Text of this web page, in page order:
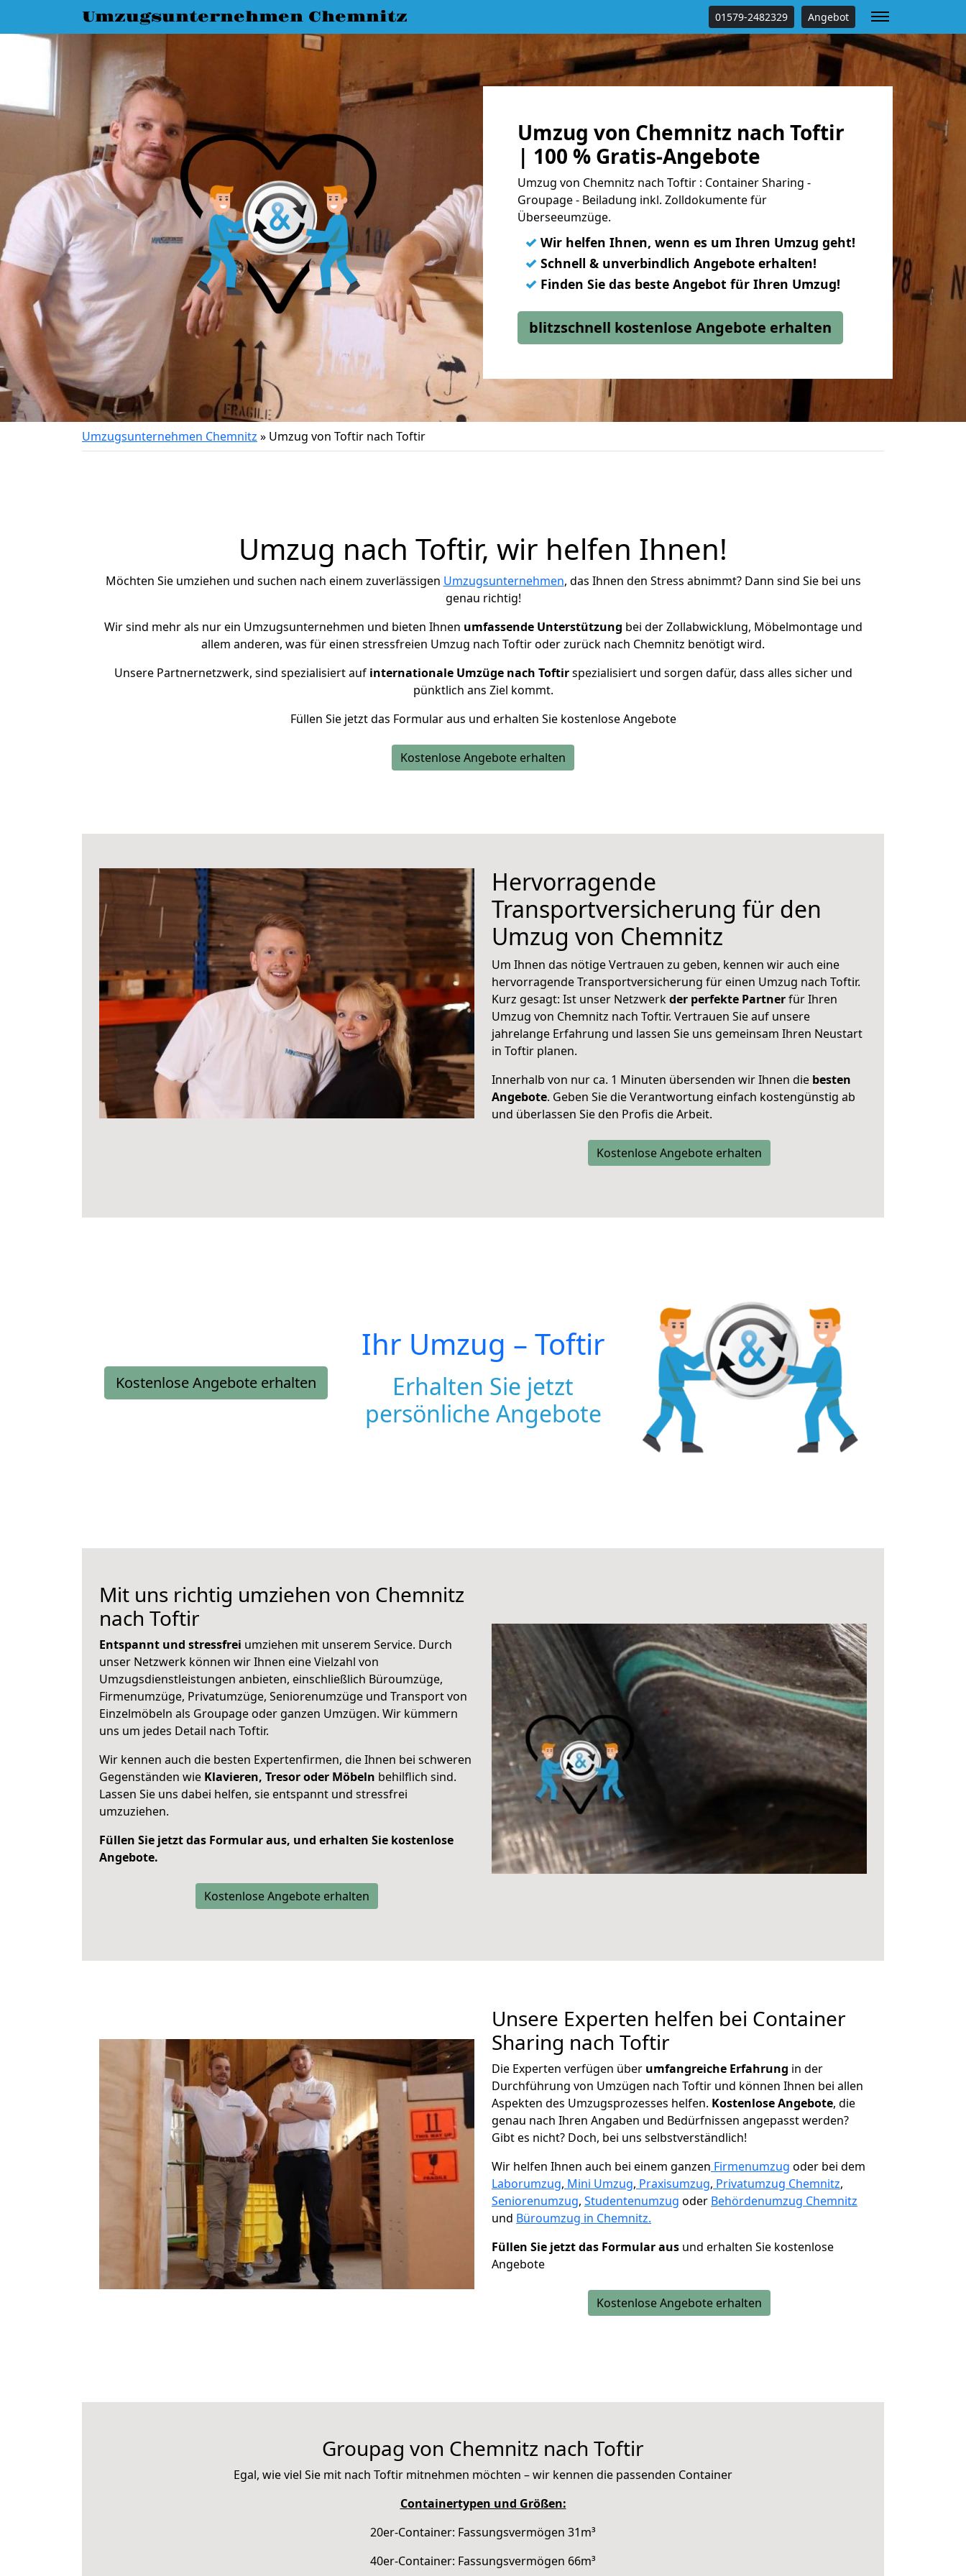
Umzugsunternehmen Chemnitz 01579-2482329 Angebot
Umzug von Chemnitz nach Toftir
| 100 % Gratis-Angebote
Umzug von Chemnitz nach Toftir : Container Sharing -
Groupage - Beiladung inkl. Zolldokumente für
Überseeumzüge.
✓ Wir helfen Ihnen, wenn es um Ihren Umzug geht!
✓ Schnell & unverbindlich Angebote erhalten!
✓ Finden Sie das beste Angebot für Ihren Umzug!
blitzschnell kostenlose Angebote erhalten
Umzugsunternehmen Chemnitz » Umzug von Toftir nach Toftir
Umzug nach Toftir, wir helfen Ihnen!
Möchten Sie umziehen und suchen nach einem zuverlässigen Umzugsunternehmen, das Ihnen den Stress abnimmt? Dann sind Sie bei uns
genau richtig!
Wir sind mehr als nur ein Umzugsunternehmen und bieten Ihnen umfassende Unterstützung bei der Zollabwicklung, Möbelmontage und
allem anderen, was für einen stressfreien Umzug nach Toftir oder zurück nach Chemnitz benötigt wird.
Unsere Partnernetzwerk, sind spezialisiert auf internationale Umzüge nach Toftirspezialisiert und sorgen dafür, dass alles sicher und
pünktlich ans Ziel kommt.
Füllen Sie jetzt das Formular aus und erhalten Sie kostenlose Angebote
Kostenlose Angebote erhalten
Hervorragende
Transportversicherung für den
Umzug von Chemnitz
Um Ihnen das nötige Vertrauen zu geben, kennen wir auch eine
hervorragende Transportversicherung für einen Umzug nach Toftir.
Kurz gesagt: Ist unser Netzwerkder perfekte Partnerfür Ihren
Umzug von Chemnitz nach Toftir. Vertrauen Sie auf unsere
jahrelange Erfahrung und lassen Sie uns gemeinsam Ihren Neustart
in Toftir planen.
Innerhalb von nur ca. 1 Minuten übersenden wir Ihnen die besten
Angebote. Geben Sie die Verantwortung einfach kostengünstig ab
und überlassen Sie den Profis die Arbeit.
Kostenlose Angebote erhalten
Kostenlose Angebote erhalten
Ihr Umzug – Toftir
Erhalten Sie jetzt
persönliche Angebote
Mit uns richtig umziehen von Chemnitz
nach Toftir
Entspannt und stressfrei umziehen mit unserem Service. Durch
unser Netzwerk können wir Ihnen eine Vielzahl von
Umzugsdienstleistungen anbieten, einschließlich Büroumzüge,
Firmenumzüge, Privatumzüge, Seniorenumzüge und Transport von
Einzelmöbeln als Groupage oder ganzen Umzügen. Wir kümmern
uns um jedes Detail nach Toftir.
Wir kennen auch die besten Expertenfirmen, die Ihnen bei schweren
Gegenständen wie Klavieren, Tresor oder Möbeln behilflich sind.
Lassen Sie uns dabei helfen, sie entspannt und stressfrei
umzuziehen.
Füllen Sie jetzt das Formular aus, und erhalten Sie kostenlose
Angebote.
Kostenlose Angebote erhalten
Unsere Experten helfen bei Container
Sharing nach Toftir
Die Experten verfügen über umfangreiche Erfahrung in der
Durchführung von Umzügen nach Toftir und können Ihnen bei allen
Aspekten des Umzugsprozesses helfen. Kostenlose Angebote, die
genau nach Ihren Angaben und Bedürfnissen angepasst werden?
Gibt es nicht? Doch, bei uns selbstverständlich!
Wir helfen Ihnen auch bei einem ganzen Firmenumzug oder bei dem
Laborumzug, Mini Umzug, Praxisumzug, Privatumzug Chemnitz,
Seniorenumzug, Studentenumzug oder Behördenumzug Chemnitz
und Büroumzug in Chemnitz.
Füllen Sie jetzt das Formular aus und erhalten Sie kostenlose
Angebote
Kostenlose Angebote erhalten
Groupag von Chemnitz nach Toftir
Egal, wie viel Sie mit nach Toftir mitnehmen möchten – wir kennen die passenden Container
Containertypen und Größen:
20er-Container: Fassungsvermögen 31m³
40er-Container: Fassungsvermögen 66m³